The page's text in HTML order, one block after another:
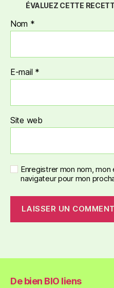
ÉVALUEZ CETTE
Nom *
E-mail *
Site web
Enregistrer mon nom,
navigateur pour mon
De bien BIO liens